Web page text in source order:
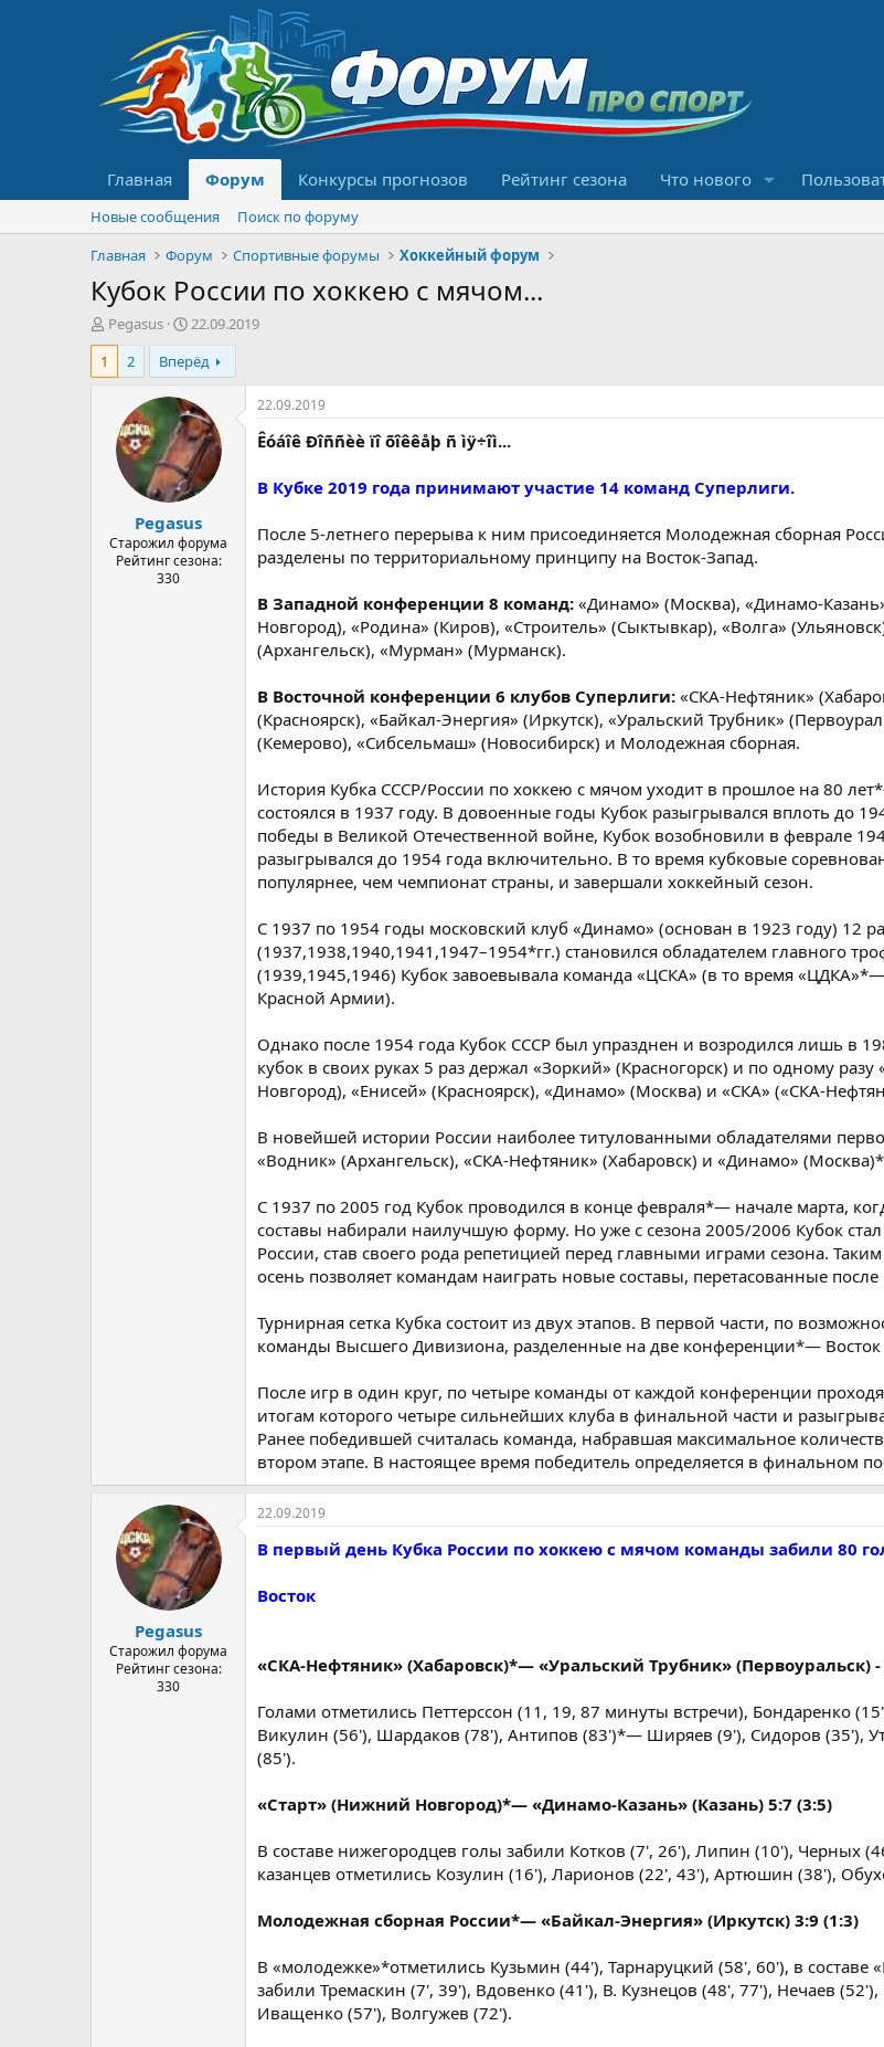
Главная Форум Конкурсы прогнозов Рейтинг сезона Что нового
Новые сообщения
Поиск по форуму
Главная
Форум Спортивные форумы Хоккейный форум
Кубок России по хоккею с мячом...
А
в
о
м
Pegasus
Д
а
т
а
н
а
ч
а
л
а
22.09.2019
1
2 Вперёд
Pegasus
Старожил форума
Рейтинг сезона:
330
22.09.2019
Êóáîê Ðîññèè ïî õîêêåþ ñ ìÿ÷îì...
В Кубке 2019 года принимают участие 14 команд Суперлиги.
После 5-летнего перерыва к ним присоединяется Молодежная сборная
разделены по территориальному принципу на Восток-Запад.
В Западной конференции 8 команд: «Динамо» (Москва), «Динамо-
Новгород), «Родина» (Киров), «Строитель» (Сыктывкар), «Волга»
(Архангельск), «Мурман» (Мурманск).
В Восточной конференции 6 клубов Суперлиги: «СКА-Нефтяник»
(Красноярск), «Байкал-Энергия» (Иркутск), «Уральский Трубник»
(Кемерово), «Сибсельмаш» (Новосибирск) и Молодежная сборная.
История Кубка СССР/России по хоккею с мячом уходит в прошлое на 80
состоялся в 1937 году. В довоенные годы Кубок разыгрывался вплоть до
победы в Великой Отечественной войне, Кубок возобновили в феврале
разыгрывался до 1954 года включительно. В то время кубковые
популярнее, чем чемпионат страны, и завершали хоккейный сезон.
С 1937 по 1954 годы московский клуб «Динамо» (основан в 1923 году) 12
(1937,1938,1940,1941,1947–1954*гг.) становился обладателем главного
(1939,1945,1946) Кубок завоевывала команда «ЦСКА» (в то время
Красной Армии).
Однако после 1954 года Кубок СССР был упразднен и возродился лишь в
кубок в своих руках 5 раз держал «Зоркий» (Красногорск) и по одному
Новгород), «Енисей» (Красноярск), «Динамо» (Москва) и «СКА» («СКА-
В новейшей истории России наиболее титулованными обладателями
«Водник» (Архангельск), «СКА-Нефтяник» (Хабаровск) и «Динамо»
С 1937 по 2005 год Кубок проводился в конце февраля*— начале марта,
составы набирали наилучшую форму. Но уже с сезона 2005/2006 Кубок
России, став своего рода репетицией перед главными играми сезона.
осень позволяет командам наиграть новые составы, перетасованные
Турнирная сетка Кубка состоит из двух этапов. В первой части, по
команды Высшего Дивизиона, разделенные на две конференции*— Восток
После игр в один круг, по четыре команды от каждой конференции
итогам которого четыре сильнейших клуба в финальной части и
Ранее победившей считалась команда, набравшая максимальное
втором этапе. В настоящее время победитель определяется в финальном
Pegasus
Старожил форума
Рейтинг сезона:
330
22.09.2019
В первый день Кубка России по хоккею с мячом команды забили 80
Восток
«СКА-Нефтяник» (Хабаровск)*— «Уральский Трубник» (Первоуральск) -
Голами отметились Петтерссон (11, 19, 87 минуты встречи), Бондаренко
Викулин (56'), Шардаков (78'), Антипов (83')*— Ширяев (9'), Сидоров (35'),
(85').
«Старт» (Нижний Новгород)*— «Динамо-Казань» (Казань) 5:7 (3:5)
В составе нижегородцев голы забили Котков (7', 26'), Липин (10'), Черных
казанцев отметились Козулин (16'), Ларионов (22', 43'), Артюшин (38'),
Молодежная сборная России*— «Байкал-Энергия» (Иркутск) 3:9 (1:3)
В «молодежке»*отметились Кузьмин (44'), Тарнаруцкий (58', 60'), в составе
забили Тремаскин (7', 39'), Вдовенко (41'), В. Кузнецов (48', 77'), Нечаев
Иващенко (57'), Волгужев (72').